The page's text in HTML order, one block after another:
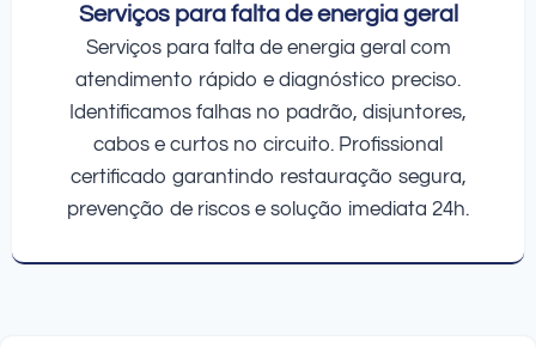
Serviços para falta de energia geral
Serviços para falta de energia geral com
atendimento rápido e diagnóstico preciso.
Identificamos falhas no padrão, disjuntores,
cabos e curtos no circuito. Profissional
certificado garantindo restauração segura,
prevenção de riscos e solução imediata 24h.